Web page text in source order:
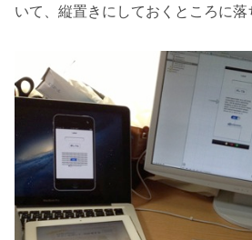
いて、縦置きにしておくところに落